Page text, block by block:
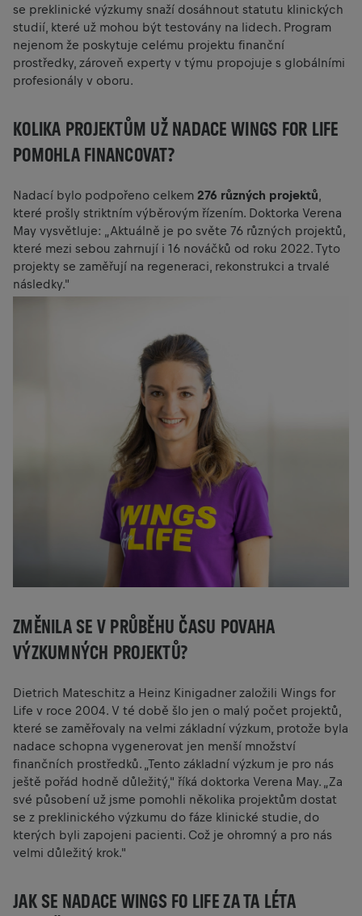
se preklinické výzkumy snaží dosáhnout statutu klinických
studií, které už mohou být testovány na lidech. Program
nejenom že poskytuje celému projektu finanční
prostředky, zároveň experty v týmu propojuje s globálními
profesionály v oboru.
KOLIKA PROJEKTŮM UŽ NADACE WINGS FOR LIFE
POMOHLA FINANCOVAT?
Nadací bylo podpořeno celkem 276 různých projektů
které prošly striktním výběrovým řízením. Doktorka Verena
May vysvětluje: „Aktuálně je po světe 76 různých projektů,
které mezi sebou zahrnují i 16 nováčků od roku 2022. Tyto
projekty se zaměřují na regeneraci, rekonstrukci a trvalé
následky."
ZMĚNILA SE V PRŮBĚHU ČASU POVAHA
VÝZKUMNÝCH PROJEKTŮ?
Dietrich Mateschitz a Heinz Kinigadner založili Wings for
Life v roce 2004. V té době šlo jen o malý počet projektů,
které se zaměřovaly na velmi základní výzkum, protože byla
nadace schopna vygenerovat jen menší množství
finančních prostředků. „Tento základní výzkum je pro nás
ještě pořád hodně důležitý," říká doktorka Verena May. „Za
své působení už jsme pomohli několika projektům dostat
se z preklinického výzkumu do fáze klinické studie, do
kterých byli zapojeni pacienti. Což je ohromný a pro nás
velmi důležitý krok."
JAK SE NADACE WINGS FO LIFE ZA TA LÉTA